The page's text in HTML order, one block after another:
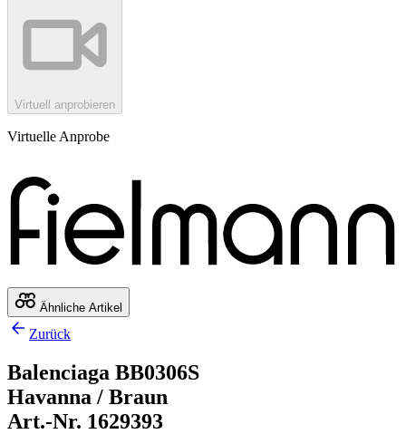
Virtuell anprobieren
Virtuelle Anprobe
Ähnliche Artikel
Zurück
Balenciaga BB0306S
Havanna / Braun
Art.-Nr. 1629393